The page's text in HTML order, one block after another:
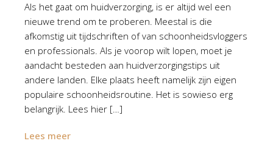
Als het gaat om huidverzorging, is er altijd wel een
nieuwe trend om te proberen. Meestal is die
afkomstig uit tijdschriften of van schoonheidsvloggers
en professionals. Als je voorop wilt lopen, moet je
aandacht besteden aan huidverzorgingstips uit
andere landen. Elke plaats heeft namelijk zijn eigen
populaire schoonheidsroutine. Het is sowieso erg
belangrijk. Lees hier […]
Lees meer